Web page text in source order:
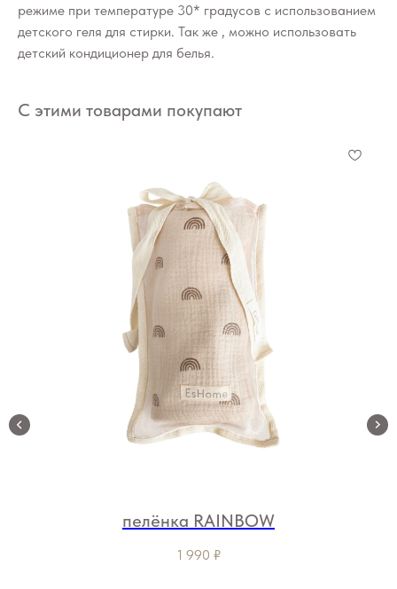
режиме при температуре 30* градусов с использованием
детского геля для стирки. Так же , можно использовать
детский кондиционер для белья.
С этими товарами покупают
пелёнка RAINBOW
1 990 ₽